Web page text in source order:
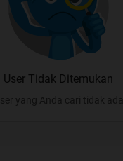
User Tidak Ditemukan
yang Anda cari tidak ada